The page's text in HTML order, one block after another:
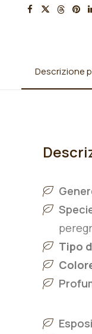
Descrizione
Tipo